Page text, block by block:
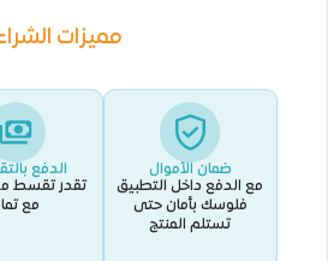
مميزات
ضمان الأموال
مع الدفع داخل التطبيق
فلوسك بأمان حتى
تستلم المنتج
الدفع
تقدر تقسط
مع